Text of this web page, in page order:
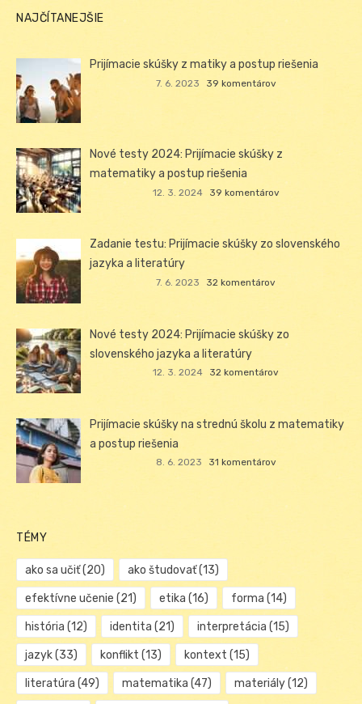
NAJČÍTANEJŠIE
Prijímacie skúšky z matiky a postup riešenia
7. 6. 2023 39 komentárov
Nové testy 2024: Prijímacie skúšky z
matematiky a postup riešenia
12. 3. 2024 39 komentárov
Zadanie testu: Prijímacie skúšky zo slovenského
jazyka a literatúry
7. 6. 2023 32 komentárov
Nové testy 2024: Prijímacie skúšky zo
slovenského jazyka a literatúry
12. 3. 2024 32 komentárov
Prijímacie skúšky na strednú školu z matematiky
a postup riešenia
8. 6. 2023 31 komentárov
TÉMY
ako sa učiť(20) ako študovať(13)
efektívne učenie (21) etika (16) forma (14)
história (12) identita (21) interpretácia (15)
jazyk(33) konflikt (13) kontext (15)
literatúra (49) matematika (47) materiály(12)